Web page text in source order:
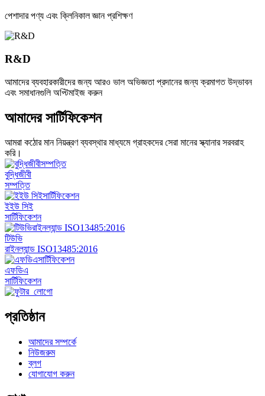
পেশাদার পণ্য এবং ক্লিনিকাল জ্ঞান প্রশিক্ষণ
R&D
আমাদের ব্যবহারকারীদের জন্য আরও ভাল অভিজ্ঞতা প্রদানের জন্য ক্রমাগত উদ্ভাবন
এবং সমাধানগুলি অপ্টিমাইজ করুন
আমাদের সার্টিফিকেশন
আমরা কঠোর মান নিয়ন্ত্রণ ব্যবস্থার মাধ্যমে গ্রাহকদের সেরা মানের স্ক্যানার সরবরাহ
করি।
বুদ্ধিজীবী
সম্পত্তি
ইইউ সিই
সার্টিফিকেশন
টিউভি
রাইনল্যান্ড ISO13485:2016
এফডিএ
সার্টিফিকেশন
প্রতিষ্ঠান
আমাদের সম্পর্কে
নিউজরুম
ব্লগ
যোগাযোগ করুন